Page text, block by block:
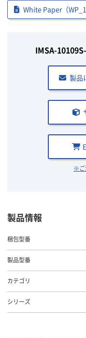
White Paper（
IMSA-
製品
※ご
製品情報
梱包型番
製品型番
カテゴリ
シリーズ